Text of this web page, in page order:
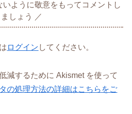
ように敬意をもってコメントし
ましょう
ログイン してください。
減するために Akismet を使って
の処理方法の詳細はこちらをご